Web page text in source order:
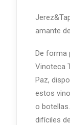
amante
De forma
Vinoteca
Paz,
estos
o
difíciles